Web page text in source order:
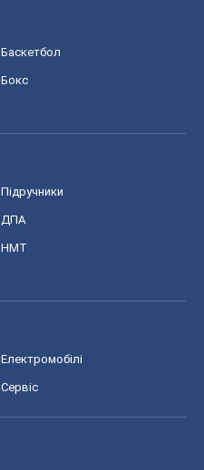
Баскетбол
Бокс
Підручники
ДПА
НМТ
Електромобілі
Сервіс